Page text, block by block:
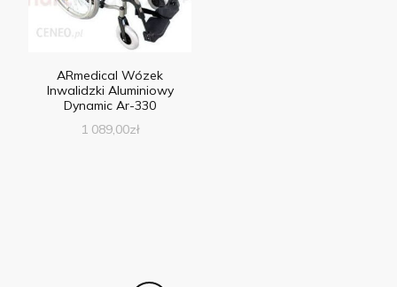
ARmedical Wózek
Inwalidzki Aluminiowy
Dynamic Ar-330
1 089,00zł